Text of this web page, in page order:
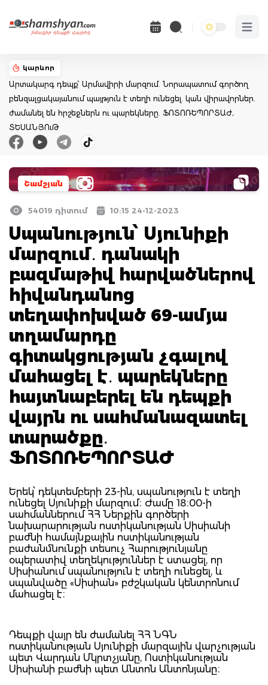
Open
կարևոր
Արտակարգ դեպք՝ Արմավիրի մարզում. Նորապատում գործող
բենզալցակայանում պայթյուն է տեղի ունեցել. կան վիրավորներ.
ժամանել են հրշեջներն ու պարեկները. ՖՈՏՈՌԵՊՈՐՏԱԺ,
ՏԵՍԱՆՅՈւԹ
Շամշյան
54019 դիտում 10:15 24-12-2023
Սպանություն՝ Սյունիքի
մարզում․ դանակի
բազմաթիվ հարվածներով
հիվանդանոց
տեղափոխված 69-ամյա
տղամարդը
գիտակցության չգալով
մահացել է․ պարեկները
հայտնաբերել են դեպքի
վայրն ու սահմանազատել
տարածքը․
ՖՈՏՈՌԵՊՈՐՏԱԺ
Երեկ՝ դեկտեմբերի 23-ին, սպանություն է տեղի
ունեցել Սյունիքի մարզում։ Ժամը 18։00-ի
սահմաններում ՀՀ Ներքին գործերի
նախարարության ոստիկանության Սիսիանի
բաժնի համայնքային ոստիկանության
բաժանմնունքի տեսուչ Հարությունյանը
օպերատիվ տեղեկություններ է ստացել, որ
Սիսիանում սպանություն է տեղի ունեցել, և
սպանվածը «Սիսիան» բժշկական կենտրոնում
մահացել է։
Դեպքի վայր են ժամանել ՀՀ ՆԳՆ
ոստիկանության Սյունիքի մարզային վարչության
պետ Վարդան Մկրտչյանը, Ոստիկանության
Սիսիանի բաժնի պետ Անտոն Անտոնյանը։